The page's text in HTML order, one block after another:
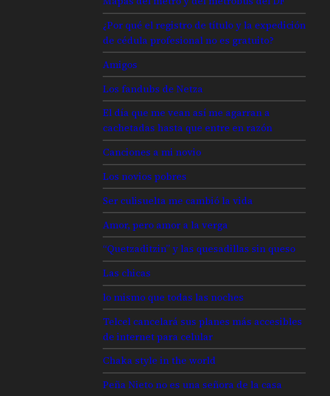
¿Por qué el registro de título y la expedición
de cédula profesional no es gratuito?
Amigos
Los fandubs de Netza
El día que me vean así me agarran a
cachetadas hasta que entre en razón
Canciones a mi novio
Los novios pobres
Ser culisuelta me cambió la vida
Amor, pero amor a la verga
“Quetzaditzin” y las quesadillas sin queso
Las chicas
lo mismo que todas las noches
Telcel cancelará sus planes más accesibles
de internet para celular
Chaka style in the world
Peña Nieto no es una señora de la casa